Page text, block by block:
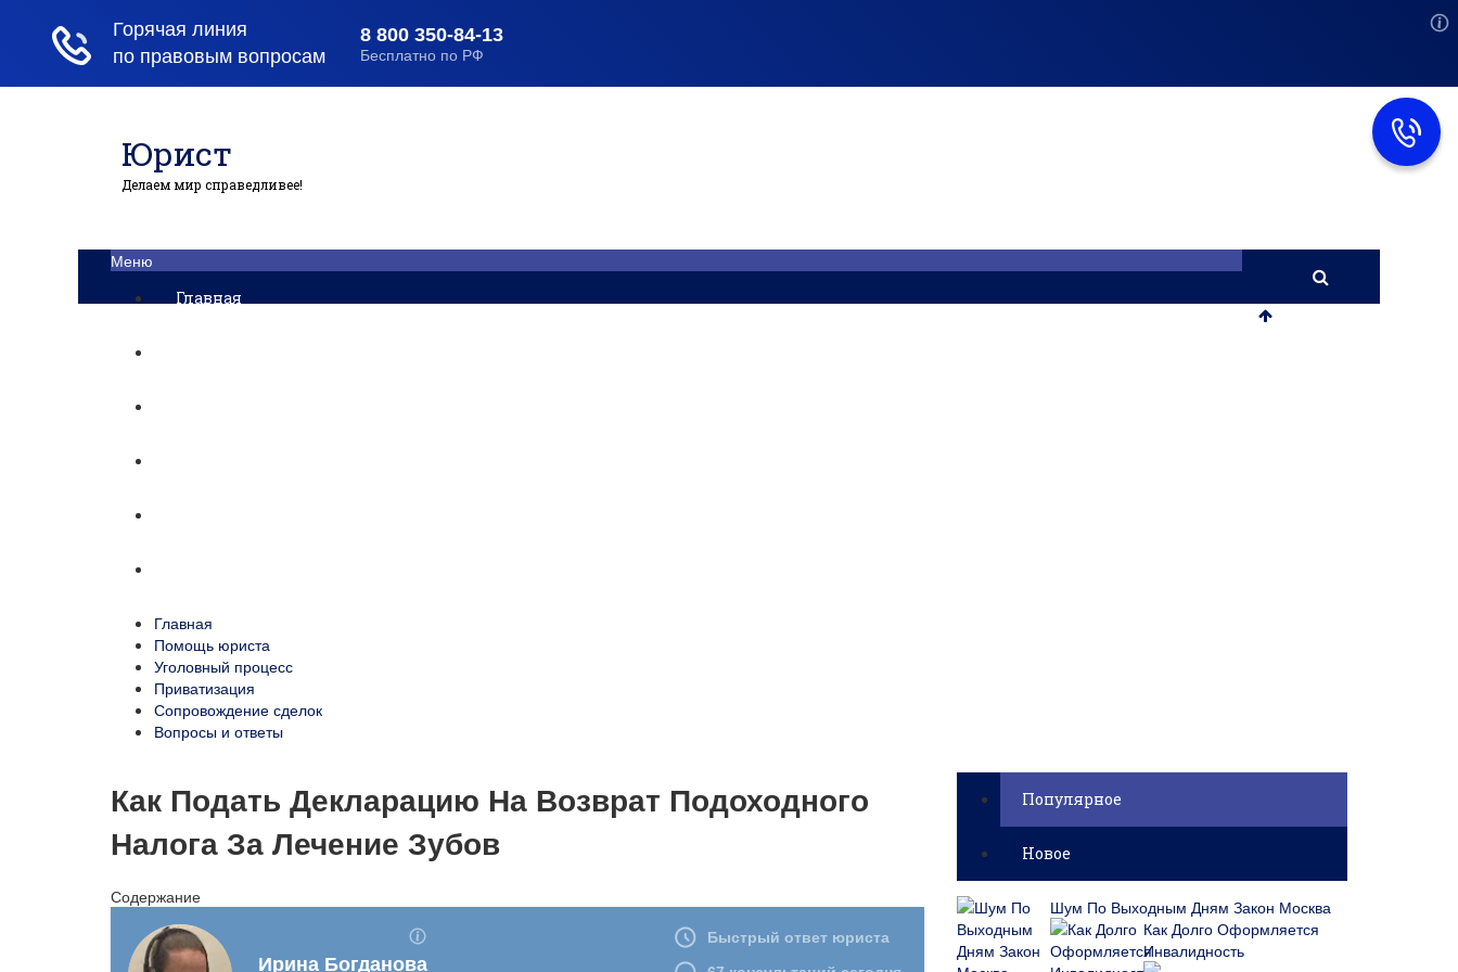
Юрист
Делаем мир справедливее!
Меню
Главная
Главная
Помощь юриста
Уголовный процесс
Приватизация
Сопровождение сделок
Вопросы и ответы
Как Подать Декларацию На Возврат Подоходного
Налога За Лечение Зубов
Содержание
Популярное
Новое
Шум По Выходным Дням Закон Москва
Как Долго Оформляется
Инвалидность